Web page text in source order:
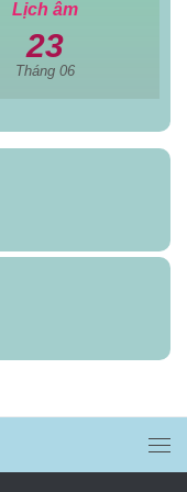
Lịch âm
23
Tháng 06